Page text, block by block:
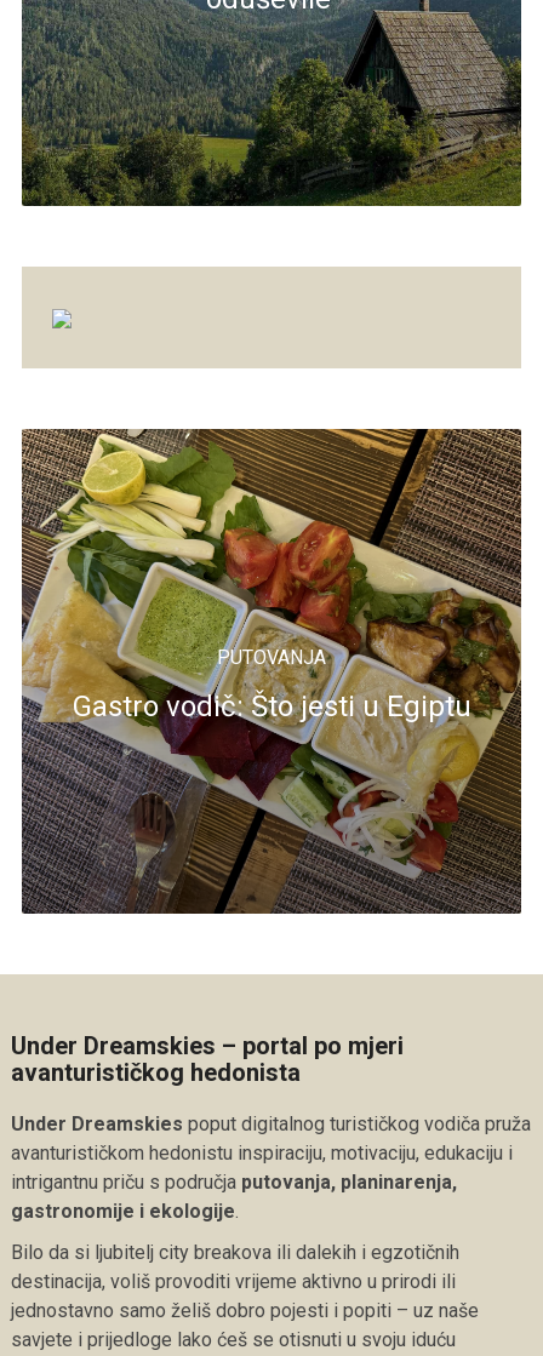
PUTOVANJA
Gastro vodič: Što jesti u Egiptu
Under Dreamskies – portal po mjeri
avanturističkog hedonista
Under Dreamskies poput digitalnog turističkog vodiča pruža
avanturističkom hedonistu inspiraciju, motivaciju, edukaciju i
intrigantnu priču s područja putovanja, planinarenja,
gastronomije i ekologije.
Bilo da si ljubitelj city breakova ili dalekih i egzotičnih
destinacija, voliš provoditi vrijeme aktivno u prirodi ili
jednostavno samo želiš dobro pojesti i popiti – uz naše
savjete i prijedloge lako ćeš se otisnuti u svoju iduću